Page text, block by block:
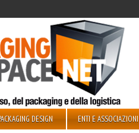
DESIGN ENTI E ASSOCIAZIONI